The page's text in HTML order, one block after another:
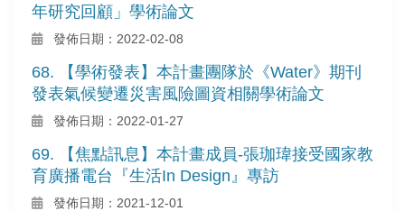
年研究回顧」學術論文
發佈日期：2022-02-08
68. 【學術發表】本計畫團隊於《Water》期刊
發表氣候變遷災害風險圖資相關學術論文
發佈日期：2022-01-27
69. 【焦點訊息】本計畫成員-張珈瑋接受國家教
育廣播電台『生活In Design』專訪
發佈日期：2021-12-01